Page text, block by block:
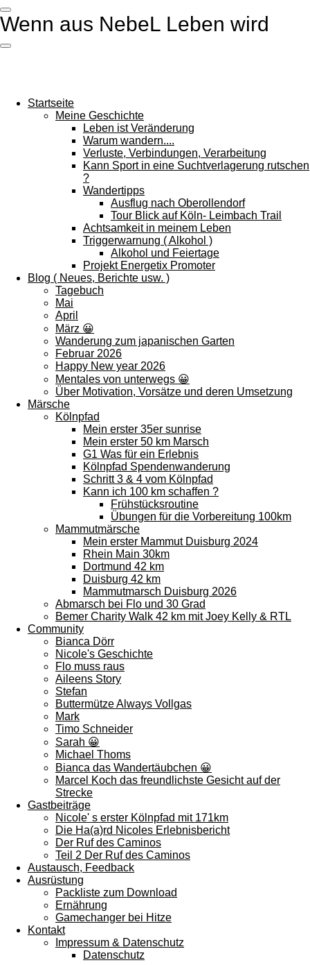
Zum
Hauptinhalt
Wenn aus NebeL Leben wird
Startseite
Meine Geschichte
Leben ist Veränderung
Warum wandern....
Verluste, Verbindungen, Verarbeitung
Kann Sport in eine Suchtverlagerung rutschen
?
Wandertipps
Ausflug nach Oberollendorf
Tour Blick auf Köln- Leimbach Trail
Achtsamkeit in meinem Leben
Triggerwarnung ( Alkohol )
Alkohol und Feiertage
Projekt Energetix Promoter
Blog ( Neues, Berichte usw. )
Tagebuch
Mai
April
März 😀
Wanderung zum japanischen Garten
Februar 2026
Happy New year 2026
Mentales von unterwegs 😀
Über Motivation, Vorsätze und deren Umsetzung
Märsche
Kölnpfad
Mein erster 35er sunrise
Mein erster 50 km Marsch
G1 Was für ein Erlebnis
Kölnpfad Spendenwanderung
Schritt 3 & 4 vom Kölnpfad
Kann ich 100 km schaffen ?
Frühstücksroutine
Übungen für die Vorbereitung 100km
Mammutmärsche
Mein erster Mammut Duisburg 2024
Rhein Main 30km
Dortmund 42 km
Duisburg 42 km
Mammutmarsch Duisburg 2026
Abmarsch bei Flo und 30 Grad
Bemer Charity Walk 42 km mit Joey Kelly & RTL
Community
Bianca Dörr
Nicole's Geschichte
Flo muss raus
Aileens Story
Stefan
Buttermütze Always Vollgas
Mark
Timo Schneider
Sarah 😀
Michael Thoms
Bianca das Wandertäubchen 😀
Marcel Koch das freundlichste Gesicht auf der
Strecke
Gastbeiträge
Nicole' s erster Kölnpfad mit 171km
Die Ha(a)rd Nicoles Erlebnisbericht
Der Ruf des Caminos
Teil 2 Der Ruf des Caminos
Austausch, Feedback
Ausrüstung
Packliste zum Download
Ernährung
Gamechanger bei Hitze
Kontakt
Impressum & Datenschutz
Datenschutz